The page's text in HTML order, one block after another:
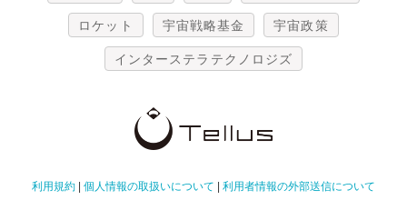
ロケット 宇宙戦略基金 宇宙政策
インターステラテクノロジズ
利用規約 個人情報の取扱いについて 利用者情報の外部送信について